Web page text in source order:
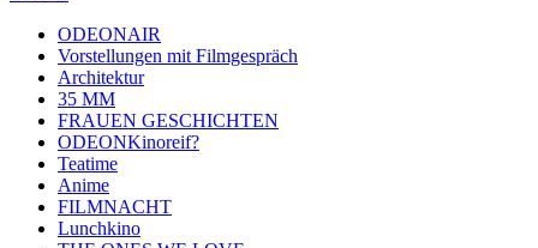
ODEONAIR
Vorstellungen mit Filmgespräch
Architektur
35 MM
FRAUEN GESCHICHTEN
ODEONKinoreif?
Teatime
Anime
FILMNACHT
Lunchkino